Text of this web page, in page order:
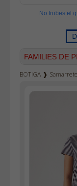
No trobes el
FAMILIES DE
Texà home
Dessuadores
BOTIGA ❱